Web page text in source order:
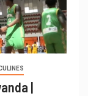
|